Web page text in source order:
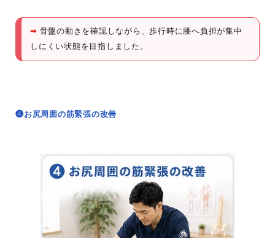
➡ 骨盤の動きを確認しながら、歩行時に腰へ負担が集中
しにくい状態を目指しました。
❹お尻周囲の筋緊張の改善